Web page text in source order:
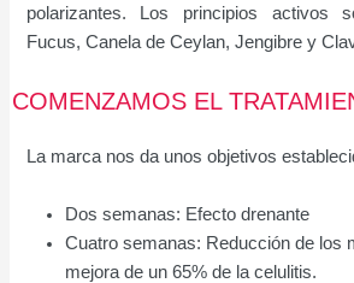
polarizantes. Los principios activos
Fucus, Canela de Ceylan, Jengibre y
COMENZAMOS EL
La marca nos da unos objetivos
Dos semanas: Efecto drenante
Cuatro semanas: Reducción de los
mejora de un 65% de la celulitis.